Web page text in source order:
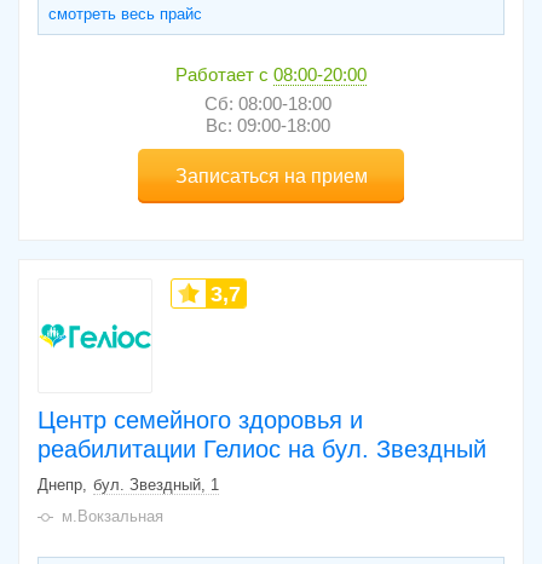
смотреть весь прайс
Работает с 08:00-20:00
Сб: 08:00-18:00
Вс: 09:00-18:00
Записаться на прием
Центр семейного здоровья и
реабилитации Гелиос на бул. Звездный
3,7
Днепр бул. Звездный, 1
м.Вокзальная